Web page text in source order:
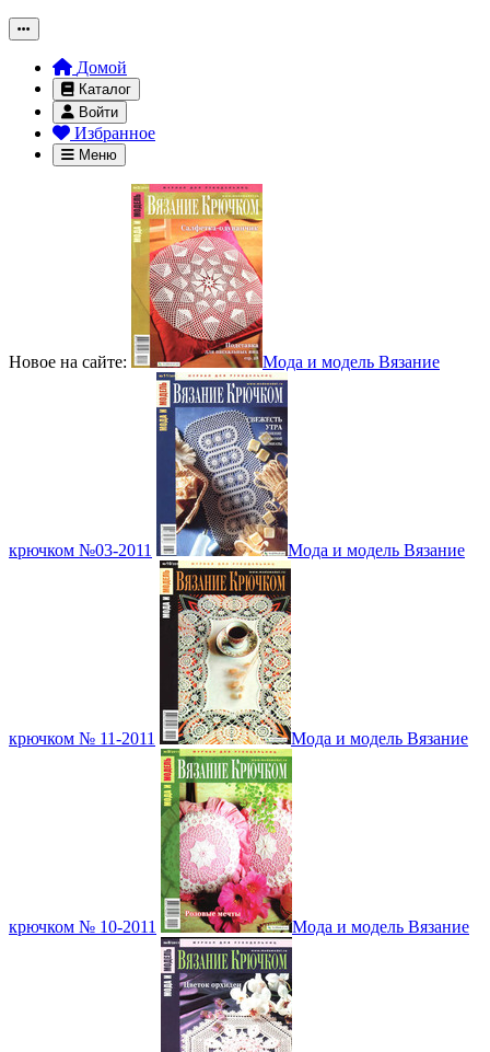
Домой
Каталог
Войти
Избранное
Меню
Новое на сайте: Мода и модель Вязание
крючком №03-2011 Мода и модель Вязание
крючком № 11-2011 Мода и модель Вязание
крючком № 10-2011 Мода и модель Вязание